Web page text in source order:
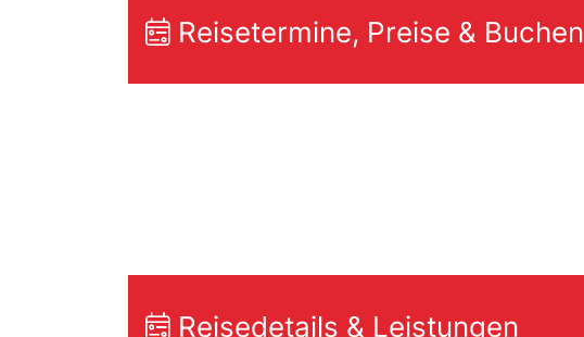
Reisetermine, Preise & Buchen
Reisedetails & Leistungen